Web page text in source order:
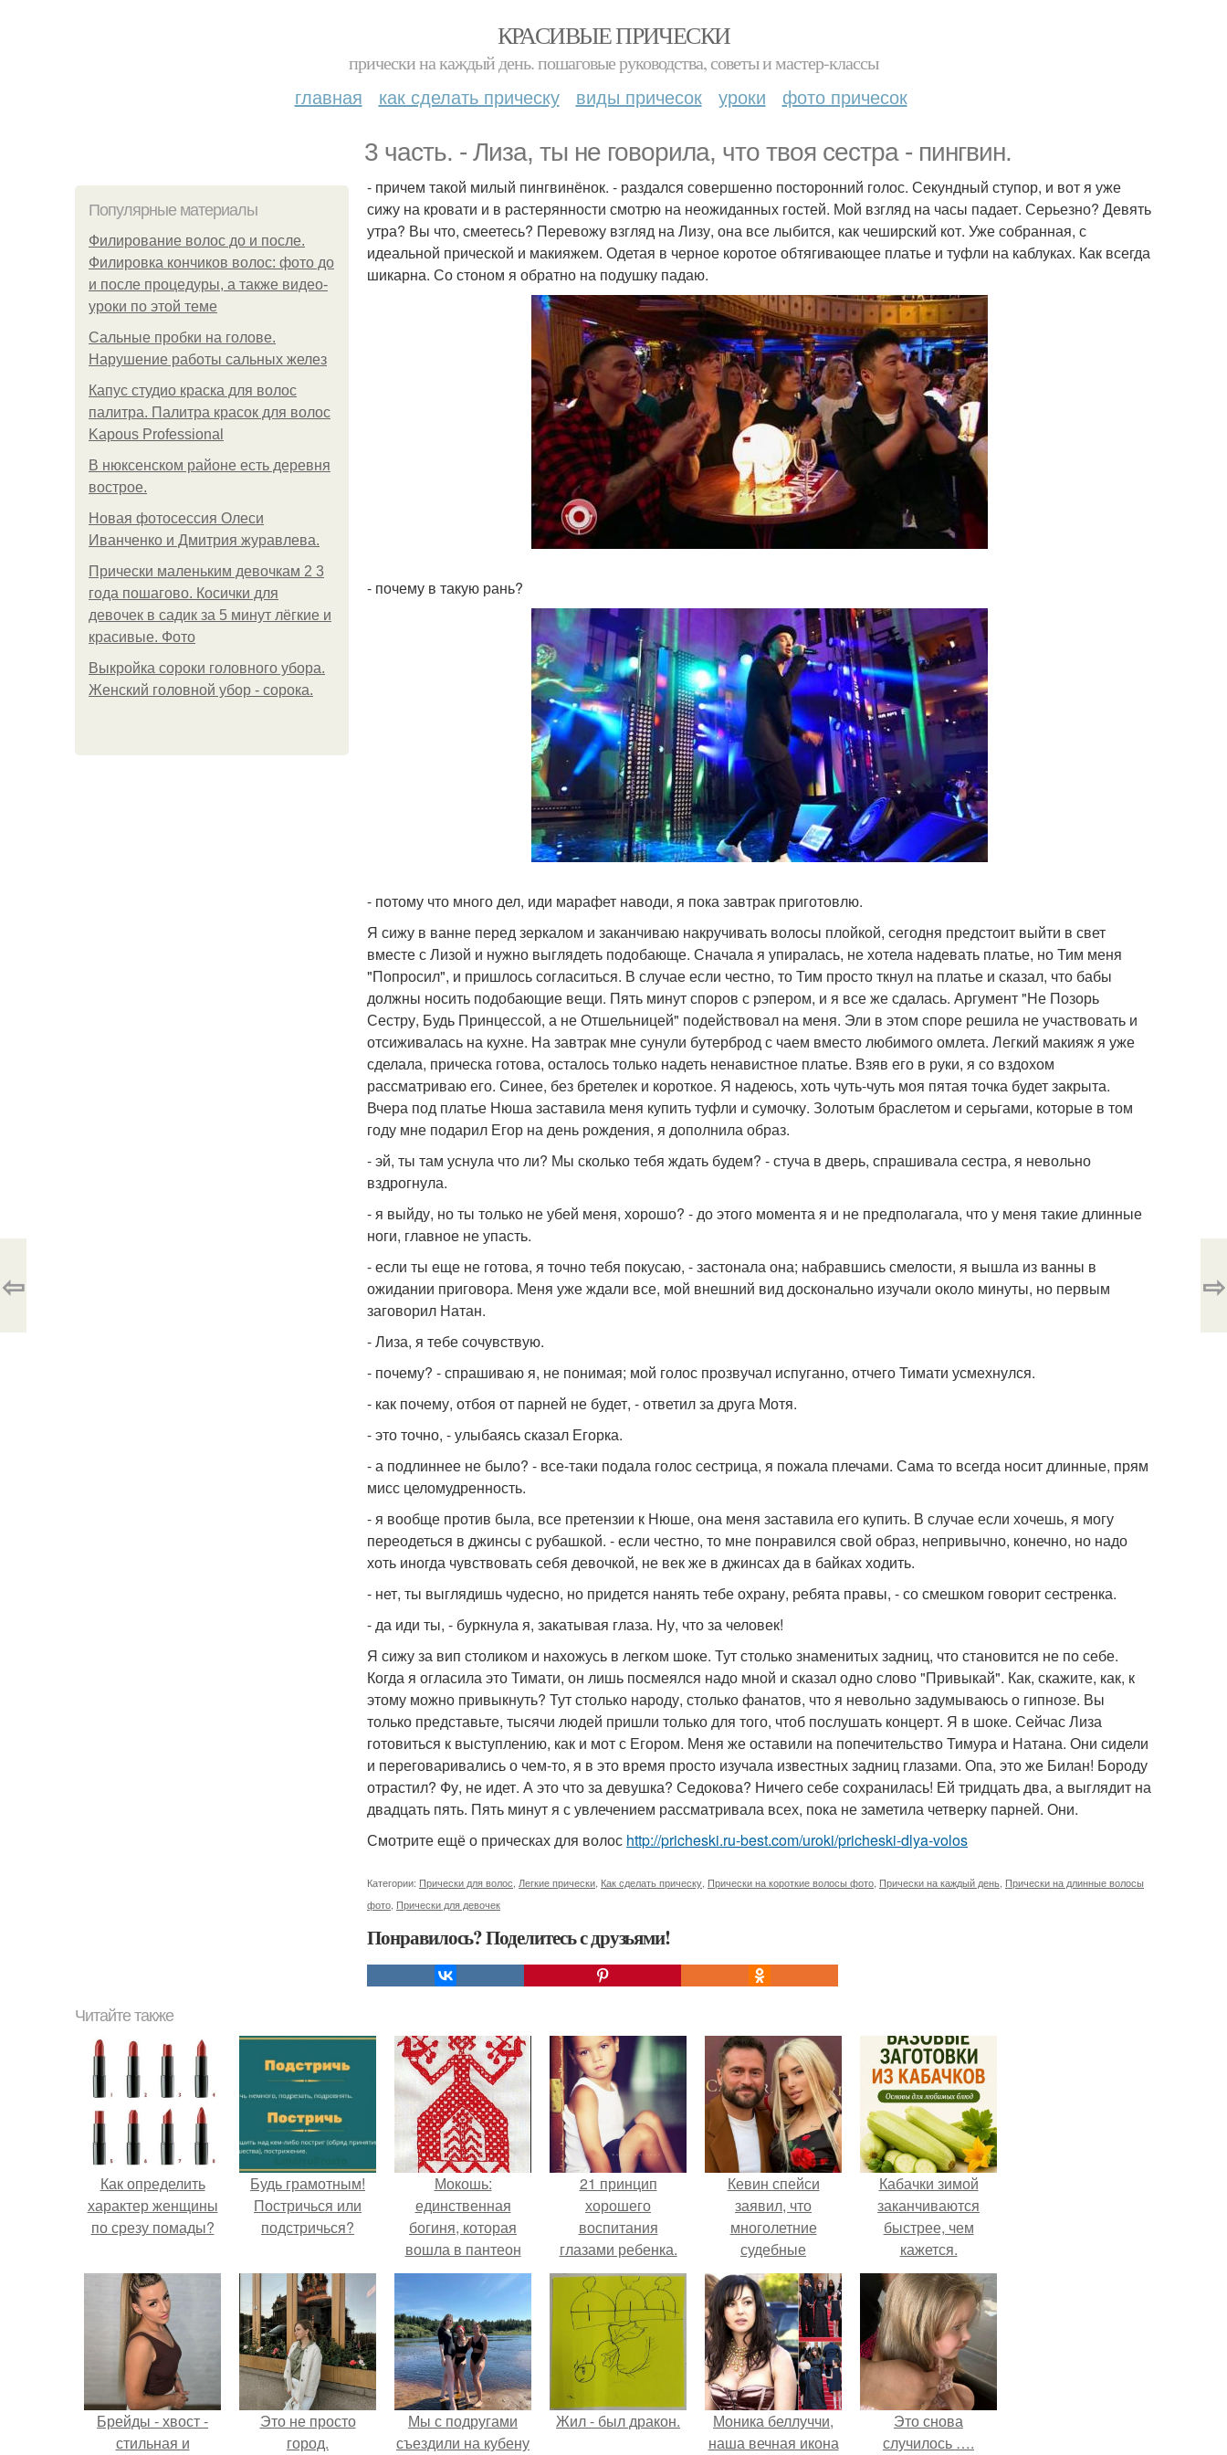
КРАСИВЫЕ ПРИЧЕСКИ
прически на каждый день. пошаговые руководства, советы и мастер-классы
главная как сделать прическу виды причесок уроки фото причесок
3 часть. - Лиза, ты не говорила, что твоя сестра - пингвин.
Популярные материалы
Филирование волос до и после.
Филировка кончиков волос: фото до
и после процедуры, а также видео-
уроки по этой теме
Сальные пробки на голове.
Нарушение работы сальных желез
Капус студио краска для волос
палитра. Палитра красок для волос
Kapous Professional
В нюксенском районе есть деревня
вострое.
Новая фотосессия Олеси
Иванченко и Дмитрия журавлева.
Прически маленьким девочкам 2 3
года пошагово. Косички для
девочек в садик за 5 минут лёгкие и
красивые. Фото
Выкройка сороки головного убора.
Женский головной убор - сорока.
- причем такой милый пингвинёнок. - раздался совершенно посторонний голос. Секундный ступор, и вот я уже
сижу на кровати и в растерянности смотрю на неожиданных гостей. Мой взгляд на часы падает. Серьезно? Девять
утра? Вы что, смеетесь? Перевожу взгляд на Лизу, она все лыбится, как чеширский кот. Уже собранная, с
идеальной прической и макияжем. Одетая в черное коротое обтягивающее платье и туфли на каблуках. Как всегда
шикарна. Со стоном я обратно на подушку падаю.
- почему в такую рань?
- потому что много дел, иди марафет наводи, я пока завтрак приготовлю.
Я сижу в ванне перед зеркалом и заканчиваю накручивать волосы плойкой, сегодня предстоит выйти в свет
вместе с Лизой и нужно выглядеть подобающе. Сначала я упиралась, не хотела надевать платье, но Тим меня
"Попросил", и пришлось согласиться. В случае если честно, то Тим просто ткнул на платье и сказал, что бабы
должны носить подобающие вещи. Пять минут споров с рэпером, и я все же сдалась. Аргумент "Не Позорь
Сестру, Будь Принцессой, а не Отшельницей" подействовал на меня. Эли в этом споре решила не участвовать и
отсиживалась на кухне. На завтрак мне сунули бутерброд с чаем вместо любимого омлета. Легкий макияж я уже
сделала, прическа готова, осталось только надеть ненавистное платье. Взяв его в руки, я со вздохом
рассматриваю его. Синее, без бретелек и короткое. Я надеюсь, хоть чуть-чуть моя пятая точка будет закрыта.
Вчера под платье Нюша заставила меня купить туфли и сумочку. Золотым браслетом и серьгами, которые в том
году мне подарил Егор на день рождения, я дополнила образ.
- эй, ты там уснула что ли? Мы сколько тебя ждать будем? - стуча в дверь, спрашивала сестра, я невольно
вздрогнула.
- я выйду, но ты только не убей меня, хорошо? - до этого момента я и не предполагала, что у меня такие длинные
ноги, главное не упасть.
- если ты еще не готова, я точно тебя покусаю, - застонала она; набравшись смелости, я вышла из ванны в
ожидании приговора. Меня уже ждали все, мой внешний вид досконально изучали около минуты, но первым
заговорил Натан.
- Лиза, я тебе сочувствую.
- почему? - спрашиваю я, не понимая; мой голос прозвучал испуганно, отчего Тимати усмехнулся.
- как почему, отбоя от парней не будет, - ответил за друга Мотя.
- это точно, - улыбаясь сказал Егорка.
- а подлиннее не было? - все-таки подала голос сестрица, я пожала плечами. Сама то всегда носит длинные, прям
мисс целомудренность.
- я вообще против была, все претензии к Нюше, она меня заставила его купить. В случае если хочешь, я могу
переодеться в джинсы с рубашкой. - если честно, то мне понравился свой образ, непривычно, конечно, но надо
хоть иногда чувствовать себя девочкой, не век же в джинсах да в байках ходить.
- нет, ты выглядишь чудесно, но придется нанять тебе охрану, ребята правы, - со смешком говорит сестренка.
- да иди ты, - буркнула я, закатывая глаза. Ну, что за человек!
Я сижу за вип столиком и нахожусь в легком шоке. Тут столько знаменитых задниц, что становится не по себе.
Когда я огласила это Тимати, он лишь посмеялся надо мной и сказал одно слово "Привыкай". Как, скажите, как, к
этому можно привыкнуть? Тут столько народу, столько фанатов, что я невольно задумываюсь о гипнозе. Вы
только представьте, тысячи людей пришли только для того, чтоб послушать концерт. Я в шоке. Сейчас Лиза
готовиться к выступлению, как и мот с Егором. Меня же оставили на попечительство Тимура и Натана. Они сидели
и переговаривались о чем-то, я в это время просто изучала известных задниц глазами. Опа, это же Билан! Бороду
отрастил? Фу, не идет. А это что за девушка? Седокова? Ничего себе сохранилась! Ей тридцать два, а выглядит на
двадцать пять. Пять минут я с увлечением рассматривала всех, пока не заметила четверку парней. Они.
Смотрите ещё о прическах для волос http://pricheski.ru-best.com/uroki/pricheski-dlya-volos
Категории: Прически для волос Легкие прически Как сделать прическу Прически на короткие волосы фото Прически на каждый день Прически на длинные волосы
фото Прически для девочек
Понравилось? Поделитесь с друзьями!
⇦ ⇨
Читайте также
Как определить
характер женщины
по срезу помады?
Будь грамотным!
Постричься или
подстричься?
Мокошь:
единственная
богиня, которая
вошла в пантеон
князя Владимира.
21 принцип
хорошего
воспитания
глазами ребенка.
Кевин спейси
заявил, что
многолетние
судебные
разбирательства
практически
уничтожили его
состояние.
Кабачки зимой
заканчиваются
быстрее, чем
кажется.
Брейды - хвост -
стильная и
Это не просто
город.
Мы с подругами
съездили на кубену
Жил - был дракон.
Моника беллуччи,
наша вечная икона
Это снова
случилось ….